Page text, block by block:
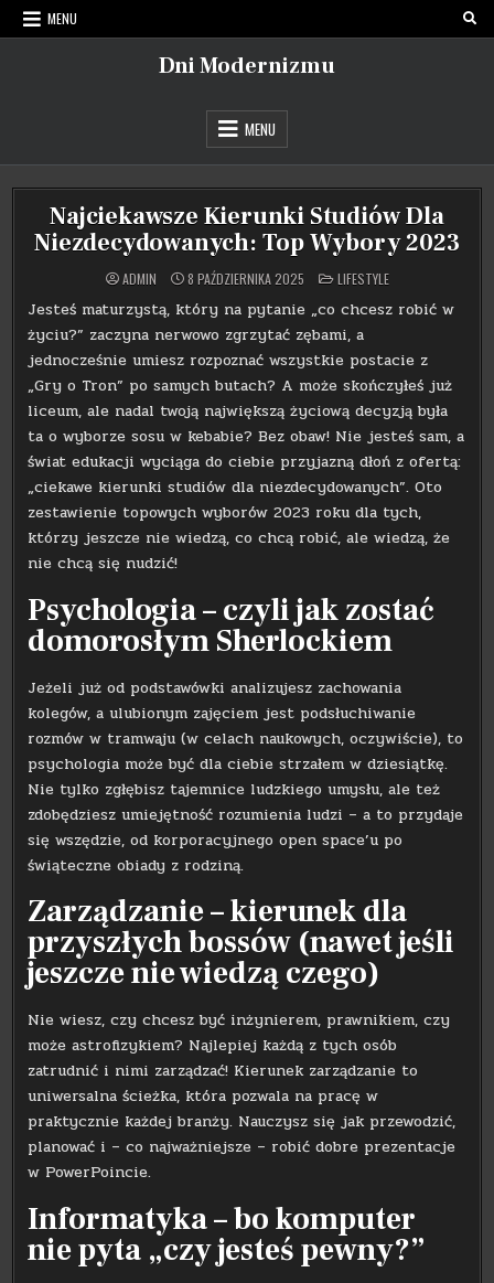
Skip
to
MENU
Dni Modernizmu
MENU
Najciekawsze Kierunki Studiów Dla
Niezdecydowanych: Top Wybory 2023
ADMIN 8 PAŹDZIERNIKA 2025 POSTED
IN
LIFESTYLE
Jesteś maturzystą, który na pytanie „co chcesz robić w
życiu?” zaczyna nerwowo zgrzytać zębami, a
jednocześnie umiesz rozpoznać wszystkie postacie z
„Gry o Tron” po samych butach? A może skończyłeś już
liceum, ale nadal twoją największą życiową decyzją była
ta o wyborze sosu w kebabie? Bez obaw! Nie jesteś sam, a
świat edukacji wyciąga do ciebie przyjazną dłoń z ofertą:
„ciekawe kierunki studiów dla niezdecydowanych”. Oto
zestawienie topowych wyborów 2023 roku dla tych,
którzy jeszcze nie wiedzą, co chcą robić, ale wiedzą, że
nie chcą się nudzić!
Psychologia – czyli jak zostać
domorosłym Sherlockiem
Jeżeli już od podstawówki analizujesz zachowania
kolegów, a ulubionym zajęciem jest podsłuchiwanie
rozmów w tramwaju (w celach naukowych, oczywiście), to
psychologia może być dla ciebie strzałem w dziesiątkę.
Nie tylko zgłębisz tajemnice ludzkiego umysłu, ale też
zdobędziesz umiejętność rozumienia ludzi – a to przydaje
się wszędzie, od korporacyjnego open space’u po
świąteczne obiady z rodziną.
Zarządzanie – kierunek dla
przyszłych bossów (nawet jeśli
jeszcze nie wiedzą czego)
Nie wiesz, czy chcesz być inżynierem, prawnikiem, czy
może astrofizykiem? Najlepiej każdą z tych osób
zatrudnić i nimi zarządzać! Kierunek zarządzanie to
uniwersalna ścieżka, która pozwala na pracę w
praktycznie każdej branży. Nauczysz się jak przewodzić,
planować i – co najważniejsze – robić dobre prezentacje
w PowerPoincie.
Informatyka – bo komputer
nie pyta „czy jesteś pewny?”